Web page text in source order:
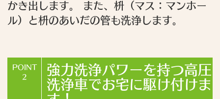
かき出します。 また、枡（マス：マンホー
ル）と枡のあいだの管も洗浄します。
POINT
2
強力洗浄パワーを持つ高圧
洗浄車でお宅に駆け付けま